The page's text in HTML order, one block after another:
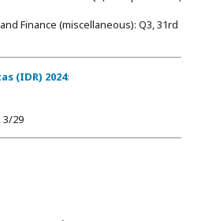
Finance (miscellaneous): Q3, 31rd
(IDR) 2024:
3/29